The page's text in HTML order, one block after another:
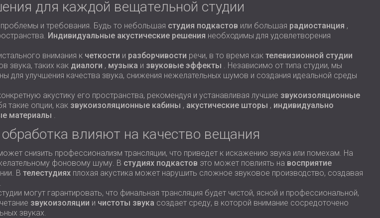
для каждой вещательной студии
и требования. Будь то небольшая студия подкастов или большая радиостанция ,
Индивидуальные акустические решения необходимы для удовлетворения
внимания к четкости и разборчивости речи, в то время как телевизионной студии
звука, таких как диалоги , музыка и звуковые эффекты . Независимо от типа студии, мы
для улучшения качества звука, снижения нежелательных шумов и создания идеальной среды
акустику его пространства, рекомендуя и устанавливая лучшие звукоизоляционные
такие опции, как звукоизоляционные кабины , акустические шторы , индивидуально
материалы
влияют на качество вещания
снизить профессионализм трансляции, что приведет к искажению звука или помехам. На
фоновому шуму. В студиях подкастов это может повлиять на восприятие
В телестудиях плохая акустика может нарушить сложное звуковое производство, создавая
могут гарантировать, что финальная трансляция будет чистой, ясной и профессиональной,
звукоизоляции и чистоты звука создает среду, в которой внимание сосредоточено
звуках.